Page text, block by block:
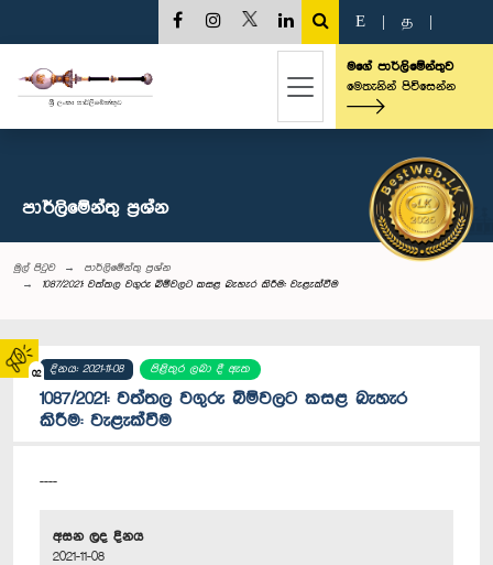
02
E த
මගේ පාර්ලිමේන්තුව
මෙතැනින් පිවිසෙන්න
පාර්ලි‌මේන්තු‌ ප්‍රශ්න
මුල් පිටුව
පාර්ලි‌මේන්තු‌ ප්‍රශ්න
1087/2021: වත්තල වගුරු බිම්වලට කසළ බැහැර කිරීම: වැළැක්වීම
දිනය: 2021-11-08 පිළිතුර ලබා දී ඇත
1087/2021: වත්තල වගුරු බිම්වලට කසළ බැහැර
කිරීම: වැළැක්වීම
----
අසන ලද දිනය
2021-11-08